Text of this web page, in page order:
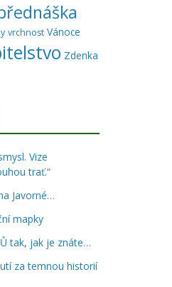
vrchnost Vánoce
Zdenka
Vize
trať.“
Javorné…
mapky
tak, jak je znáte…
za temnou historií